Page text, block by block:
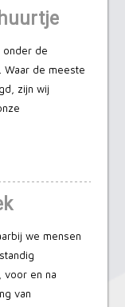
onder de
Waar de meeste
zijn wij
we mensen
voor en na
van